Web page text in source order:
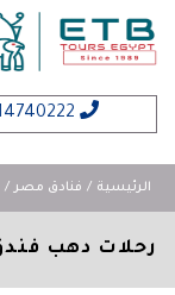
الرئيسية فنادق مصر
رحلات دهب فندق